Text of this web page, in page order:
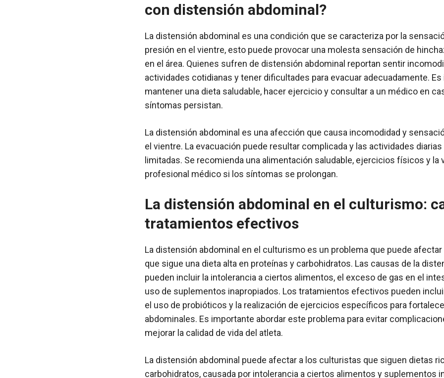
con distensión abdominal?
La distensión abdominal es una condición que se caracteriza por la
presión en el vientre, esto puede provocar una molesta sensación de
en el área. Quienes sufren de distensión abdominal reportan sentir
actividades cotidianas y tener dificultades para evacuar adecuadamente.
mantener una dieta saludable, hacer ejercicio y consultar a un médico en
síntomas persistan.
La distensión abdominal es una afección que causa incomodidad y
el vientre. La evacuación puede resultar complicada y las actividades
limitadas. Se recomienda una alimentación saludable, ejercicios físicos y la
profesional médico si los síntomas se prolongan.
La distensión abdominal en el culturismo:
tratamientos efectivos
La distensión abdominal en el culturismo es un problema que puede afectar
que sigue una dieta alta en proteínas y carbohidratos. Las causas de la
pueden incluir la intolerancia a ciertos alimentos, el exceso de gas en el
uso de suplementos inapropiados. Los tratamientos efectivos pueden
el uso de probióticos y la realización de ejercicios específicos para
abdominales. Es importante abordar este problema para evitar
mejorar la calidad de vida del atleta.
La distensión abdominal puede afectar a los culturistas que siguen dietas
carbohidratos, causada por intolerancia a ciertos alimentos y suplementos